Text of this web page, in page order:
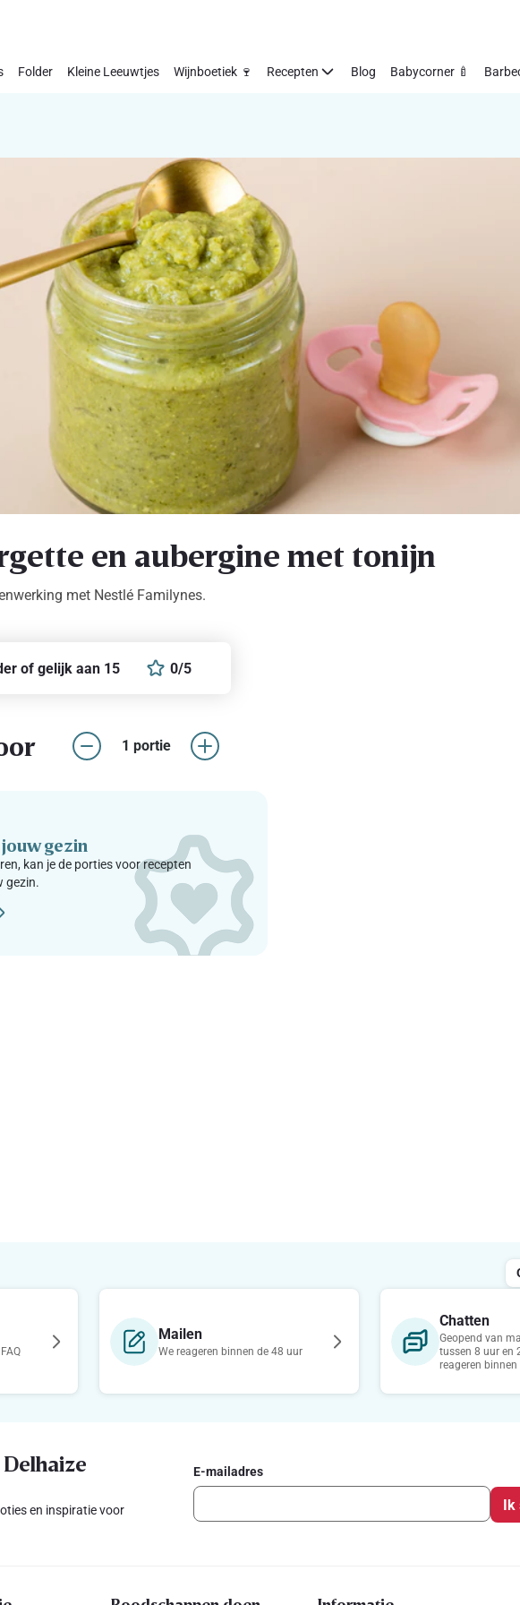
Folder Kleine Leeuwtjes Wijnboetiek 🍷 Recepten Blog Babycorner 🍼
en aubergine met tonijn
met Nestlé Familynes.
of gelijk aan 15 0/5
1 portie
gezin
kan je de porties voor recepten
gezin.
Mailen
We reageren binnen de 48 uur
Chatten
Geopend van
tussen 8 uur en
reageren
en inspiratie voor
E-mailadres
Ik